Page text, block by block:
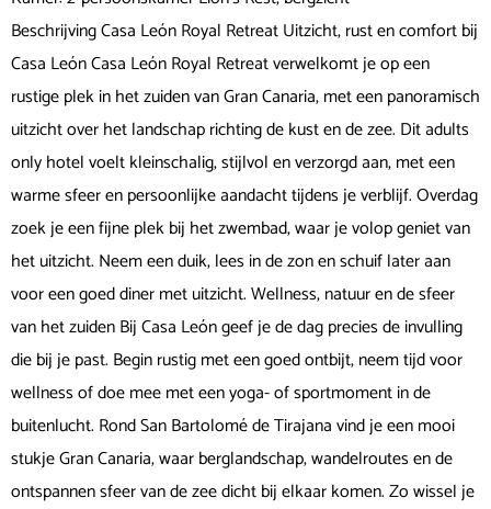
Beschrijving Casa León Royal Retreat Uitzicht, rust en comfort bij
Casa León Casa León Royal Retreat verwelkomt je op een
rustige plek in het zuiden van Gran Canaria, met een panoramisch
uitzicht over het landschap richting de kust en de zee. Dit adults
only hotel voelt kleinschalig, stijlvol en verzorgd aan, met een
warme sfeer en persoonlijke aandacht tijdens je verblijf. Overdag
zoek je een fijne plek bij het zwembad, waar je volop geniet van
het uitzicht. Neem een duik, lees in de zon en schuif later aan
voor een goed diner met uitzicht. Wellness, natuur en de sfeer
van het zuiden Bij Casa León geef je de dag precies de invulling
die bij je past. Begin rustig met een goed ontbijt, neem tijd voor
wellness of doe mee met een yoga- of sportmoment in de
buitenlucht. Rond San Bartolomé de Tirajana vind je een mooi
stukje Gran Canaria, waar berglandschap, wandelroutes en de
ontspannen sfeer van de zee dicht bij elkaar komen. Zo wissel je